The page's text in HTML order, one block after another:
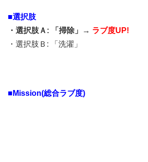
■選択肢
・選択肢Ａ: 「掃除」→ ラブ度UP!
・選択肢Ｂ: 「洗濯」
■Mission(総合ラブ度)